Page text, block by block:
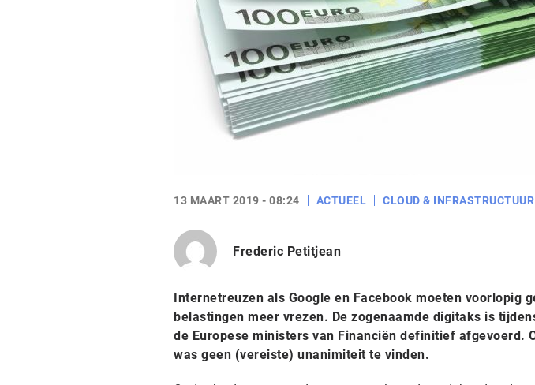
13 MAART 2019 - 08:24 ACTUEEL CLOUD & INFRASTRUCTUUR
Frederic Petitjean
Internetreuzen als Google en Facebook moeten voorlopig
belastingen meer vrezen. De zogenaamde digitaks is
de Europese ministers van Financiën definitief afgevoerd.
was geen (vereiste) unanimiteit te vinden.